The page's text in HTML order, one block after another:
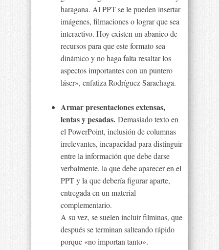
haragana. Al PPT se le pueden insertar
imágenes, filmaciones o lograr que sea
interactivo. Hoy existen un abanico de
recursos para que este formato sea
dinámico y no haga falta resaltar los
aspectos importantes con un puntero
láser», enfatiza Rodríguez Sarachaga.
Armar presentaciones extensas,
lentas y pesadas. Demasiado texto en
el PowerPoint, inclusión de columnas
irrelevantes, incapacidad para distinguir
entre la información que debe darse
verbalmente, la que debe aparecer en el
PPT y la que debería figurar aparte,
entregada en un material
complementario.
A su vez, se suelen incluir filminas, que
después se terminan salteando rápido
porque «no importan tanto».